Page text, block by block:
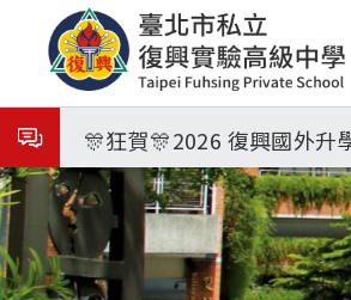
內
容
8月31日 開學日
🎉🎉🎉狂賀! 12望蘇同學榮
🎊狂賀🎊2026 復興國外升
115年校本部大學榜單再
8月3日 分科成績公布